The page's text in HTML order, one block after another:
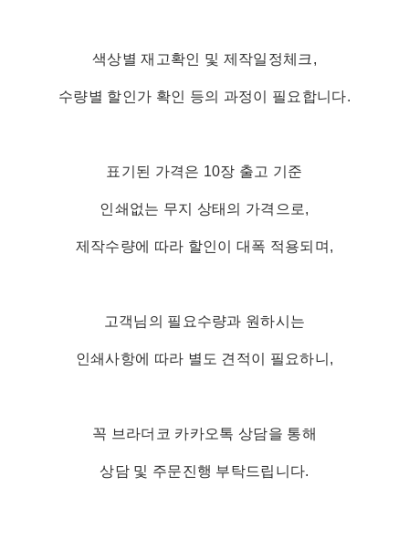
색상별 재고확인 및 제작일정체크,
수량별 할인가 확인 등의 과정이 필요합니다.
표기된 가격은 10장 출고 기준
인쇄없는 무지 상태의 가격으로,
제작수량에 따라 할인이 대폭 적용되며,
고객님의 필요수량과 원하시는
인쇄사항에 따라 별도 견적이 필요하니,
꼭 브라더코 카카오톡 상담을 통해
상담 및 주문진행 부탁드립니다.